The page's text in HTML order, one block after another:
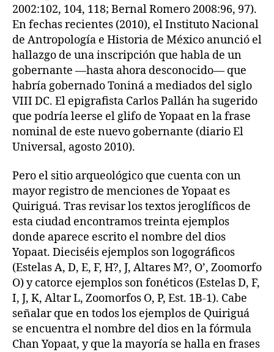
2002:102, 104, 118; Bernal Romero 2008:96, 97).
En fechas recientes (2010), el Instituto Nacional
de Antropología e Historia de México anunció el
hallazgo de una inscripción que habla de un
gobernante —hasta ahora desconocido— que
habría gobernado Toniná a mediados del siglo
VIII DC. El epigrafista Carlos Pallán ha sugerido
que podría leerse el glifo de Yopaat en la frase
nominal de este nuevo gobernante (diario El
Universal, agosto 2010).
Pero el sitio arqueológico que cuenta con un
mayor registro de menciones de Yopaat es
Quiriguá. Tras revisar los textos jeroglíficos de
esta ciudad encontramos treinta ejemplos
donde aparece escrito el nombre del dios
Yopaat. Dieciséis ejemplos son logográficos
(Estelas A, D, E, F, H?, J, Altares M?, O’, Zoomorfo
O) y catorce ejemplos son fonéticos (Estelas D, F,
I, J, K, Altar L, Zoomorfos O, P, Est. 1B-1). Cabe
señalar que en todos los ejemplos de Quiriguá
se encuentra el nombre del dios en la fórmula
Chan Yopaat, y que la mayoría se halla en frases